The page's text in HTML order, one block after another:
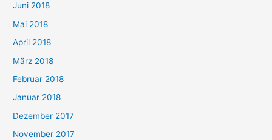
Juni 2018
Mai 2018
April 2018
März 2018
Februar 2018
Januar 2018
Dezember 2017
November 2017